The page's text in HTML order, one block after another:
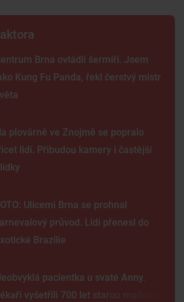
Brna ovládli šermíři. Jsem
Kung Fu Panda, řekl čerstvý mistr
plovárně ve Znojmě se popralo
lidí. Přibudou kamery i častější
Ulicemi Brna se prohnal
průvod. Lidi přenesl do
Brazílie
pacientka u svaté Anny.
vyšetřili 700 let starou madonu